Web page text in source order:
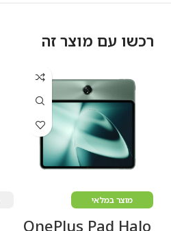
רכשו עם מוצר זה
מוצר במלאי
OnePlus Pad Halo